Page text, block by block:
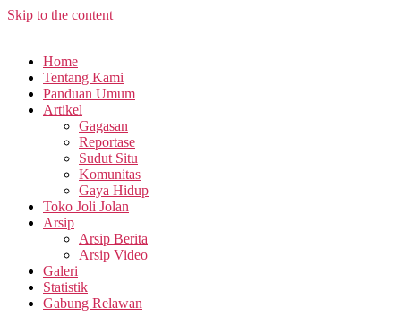
Skip to the content
Home
Tentang Kami
Panduan Umum
Artikel
Gagasan
Reportase
Sudut Situ
Komunitas
Gaya Hidup
Toko Joli Jolan
Arsip
Arsip Berita
Arsip Video
Galeri
Statistik
Gabung Relawan